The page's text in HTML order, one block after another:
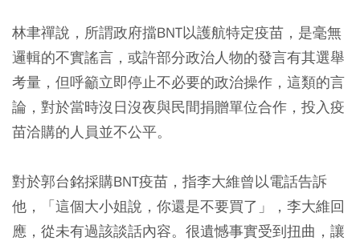
林聿禪說，所謂政府擋BNT以護航特定疫苗，是毫無
邏輯的不實謠言，或許部分政治人物的發言有其選舉
考量，但呼籲立即停止不必要的政治操作，這類的言
論，對於當時沒日沒夜與民間捐贈單位合作，投入疫
苗洽購的人員並不公平。
對於郭台銘採購BNT疫苗，指李大維曾以電話告訴
他，「這個大小姐說，你還是不要買了」，李大維回
應，從未有過該談話內容。很遺憾事實受到扭曲，讓